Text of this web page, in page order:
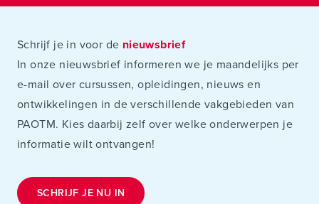
Schrijf je in voor de nieuwsbrief
In onze nieuwsbrief informeren we je maandelijks per
e-mail over cursussen, opleidingen, nieuws en
ontwikkelingen in de verschillende vakgebieden van
PAOTM. Kies daarbij zelf over welke onderwerpen je
informatie wilt ontvangen!
SCHRIJF JE NU IN